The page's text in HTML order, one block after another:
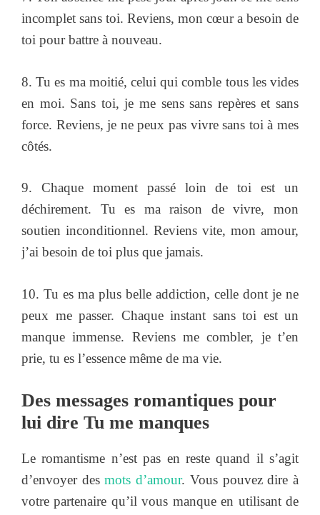
incomplet sans toi. Reviens, mon cœur a besoin de
toi pour battre à nouveau.
8. Tu es ma moitié, celui qui comble tous les vides
en moi. Sans toi, je me sens sans repères et sans
force. Reviens, je ne peux pas vivre sans toi à mes
côtés.
9. Chaque moment passé loin de toi est un
déchirement. Tu es ma raison de vivre, mon
soutien inconditionnel. Reviens vite, mon amour,
j’ai besoin de toi plus que jamais.
10. Tu es ma plus belle addiction, celle dont je ne
peux me passer. Chaque instant sans toi est un
manque immense. Reviens me combler, je t’en
prie, tu es l’essence même de ma vie.
Des messages romantiques pour
lui dire Tu me manques
Le romantisme n’est pas en reste quand il s’agit
d’envoyer desmots d’amour. Vous pouvez dire à
votre partenaire qu’il vous manque en utilisant de